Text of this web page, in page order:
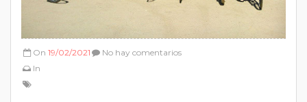
On 19/02/2021
In
No hay comentarios